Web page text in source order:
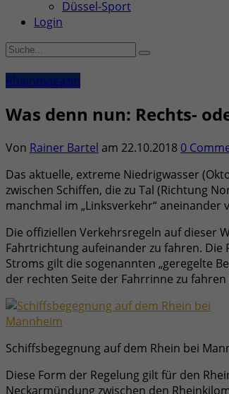
Düssel-Sport
Login
Rheinmagazin
Was denn nun: Rechts-
Von Rainer Bartel am 22.10.2018 0
Das aktuelle, extreme Niedrigwasser
zwischen Schiffen, die zu Tal (Richtung
manchmal im „Linksverkehr“
Die offiziellen Verkehrsregeln auf dieser
Fahrtrichtung aufeinander zu fahren. Die
Stroms gilt die sogenannten „geregelte
der rechten Seite der Fahrrinne zu
Schiffsbegegnung auf dem Rhein bei
Diese Form der Regelung gilt für den
Neckarmündung zwischen den